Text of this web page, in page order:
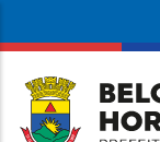
conteúdo
principal
da
Prefeitura